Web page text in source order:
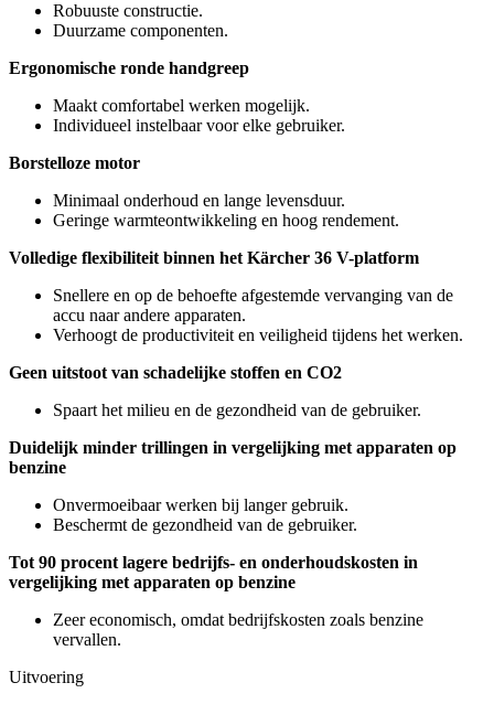
Robuuste constructie.
Duurzame componenten.
Ergonomische ronde handgreep
Maakt comfortabel werken mogelijk.
Individueel instelbaar voor elke gebruiker.
Borstelloze motor
Minimaal onderhoud en lange levensduur.
Geringe warmteontwikkeling en hoog rendement.
Volledige flexibiliteit binnen het Kärcher 36 V-platform
Snellere en op de behoefte afgestemde vervanging van de
accu naar andere apparaten.
Verhoogt de productiviteit en veiligheid tijdens het werken.
Geen uitstoot van schadelijke stoffen en CO2
Spaart het milieu en de gezondheid van de gebruiker.
Duidelijk minder trillingen in vergelijking met apparaten op
benzine
Onvermoeibaar werken bij langer gebruik.
Beschermt de gezondheid van de gebruiker.
Tot 90 procent lagere bedrijfs- en onderhoudskosten in
vergelijking met apparaten op benzine
Zeer economisch, omdat bedrijfskosten zoals benzine
vervallen.
Uitvoering